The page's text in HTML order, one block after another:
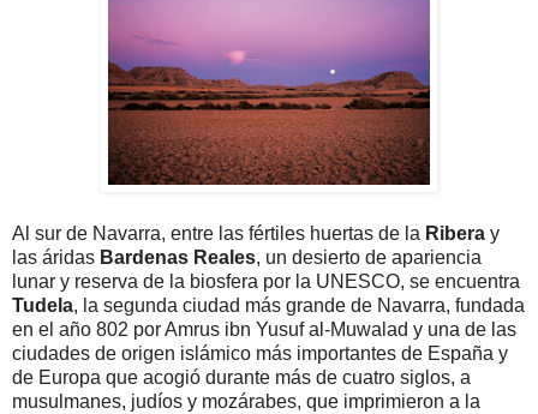
Al sur de Navarra, entre las fértiles huertas de la Ribera y
las áridas Bardenas Reales, un desierto de apariencia
lunar y reserva de la biosfera por la UNESCO, se encuentra
Tudela, la segunda ciudad más grande de Navarra, fundada
en el año 802 por Amrus ibn Yusuf al-Muwalad y una de las
ciudades de origen islámico más importantes de España y
de Europa que acogió durante más de cuatro siglos, a
musulmanes, judíos y mozárabes, que imprimieron a la